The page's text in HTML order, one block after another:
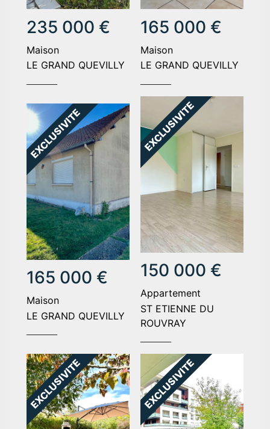
235 000 €
maison
LE GRAND QUEVILLY
165 000 €
maison
LE GRAND QUEVILLY
165 000 €
maison
LE GRAND QUEVILLY
150 000 €
appartement
ST ETIENNE DU
ROUVRAY